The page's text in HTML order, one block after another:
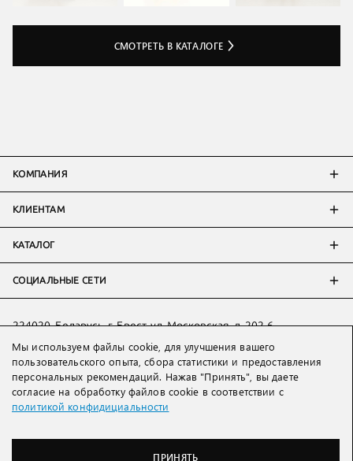
СМОТРЕТЬ В КАТАЛОГЕ
КОМПАНИЯ
КЛИЕНТАМ
КАТАЛОГ
СОЦИАЛЬНЫЕ СЕТИ
214018 Россия, г. Смоленск, пр-т. Гагарина, д. 19
224020, Беларусь, г. Брест, ул. Московская, д. 202-6
Тел:+7 993 398 36 60(WhatsApp
Тел:+375 29 205 80 10( WhatsApp,Viber)
Email:ved@lakbi.com
Мы используем файлы cookie, для улучшения вашего
пользовательского опыта, сбора статистики и предоставления
персональных рекомендаций. Нажав "Принять", вы даете
согласие на обработку файлов cookie в соответствии с
политикой конфидициальности
ПРИНЯТЬ